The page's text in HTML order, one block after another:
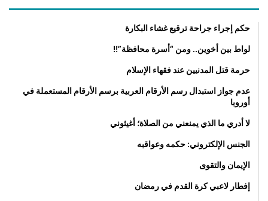
حكم إجراء جراحة ترقيع غشاء البكارة
لواط بين أخوين.. ومن “أسرة محافظة”!!
حرمة قتل المدنيين عند فقهاء الإسلام
عدم جواز استبدال رسم الأرقام العربية برسم الأرقام المستعملة في
أوروبا
لا أدري ما الذي يمنعني من الصلاة؛ أغيثوني
الجنس الإلكتروني: حكمه وعواقبه
الإيمان والتقوى
إفطار لاعبي كرة القدم في رمضان